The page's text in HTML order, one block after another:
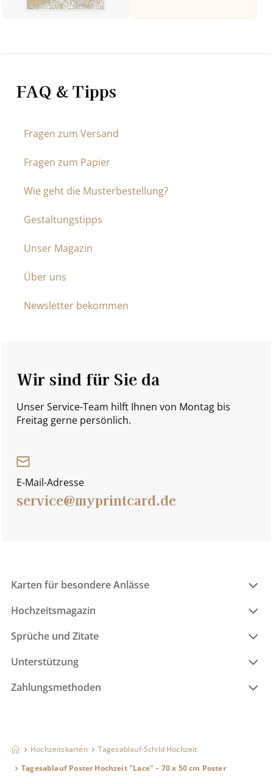
FAQ & Tipps
Fragen zum Versand
Fragen zum Papier
Wie geht die Musterbestellung?
Gestaltungstipps
Unser Magazin
Über uns
Newsletter bekommen
Wir sind für Sie da
Unser Service-Team hilft Ihnen von Montag bis
Freitag gerne persönlich.
E-Mail-Adresse
service@myprintcard.de
Karten für besondere Anlässe
Hochzeitsmagazin
Sprüche und Zitate
Unterstützung
Zahlungsmethoden
Hochzeitskarten
Tagesablauf-Schild Hochzeit
Tagesablauf Poster Hochzeit "Lace" – 70 x 50 cm Poster